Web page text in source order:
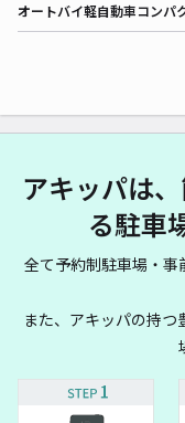
オートバイ軽自動車コンパ
アキッパは
る駐車
全て予約制駐車場・事
また、アキッパの持